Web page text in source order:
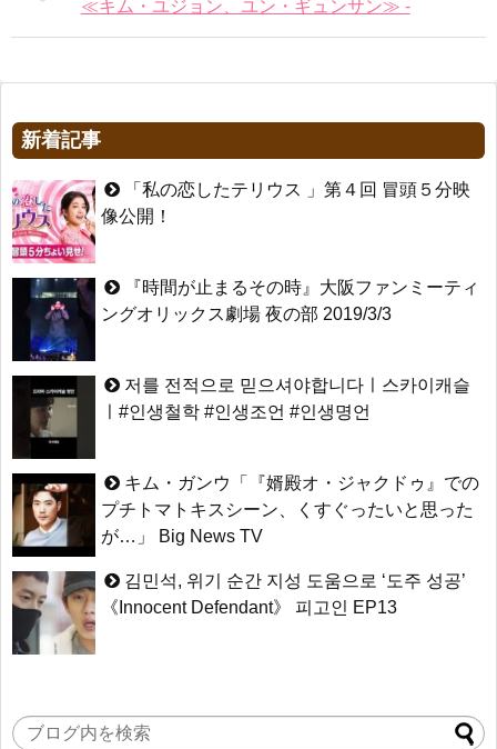
≪キム・ユジョン、ユン・ギュンサン≫ -
新着記事
「私の恋したテリウス 」第４回 冒頭５分映
像公開！
『時間が止まるその時』大阪ファンミーティ
ングオリックス劇場 夜の部 2019/3/3
저를 전적으로 믿으셔야합니다ㅣ스카이캐슬
ㅣ#인생철학 #인생조언 #인생명언
キム・ガンウ「『婿殿オ・ジャクドゥ』での
プチトマトキスシーン、くすぐったいと思った
が…」 Big News TV
김민석, 위기 순간 지성 도움으로 ‘도주 성공’
《Innocent Defendant》 피고인 EP13